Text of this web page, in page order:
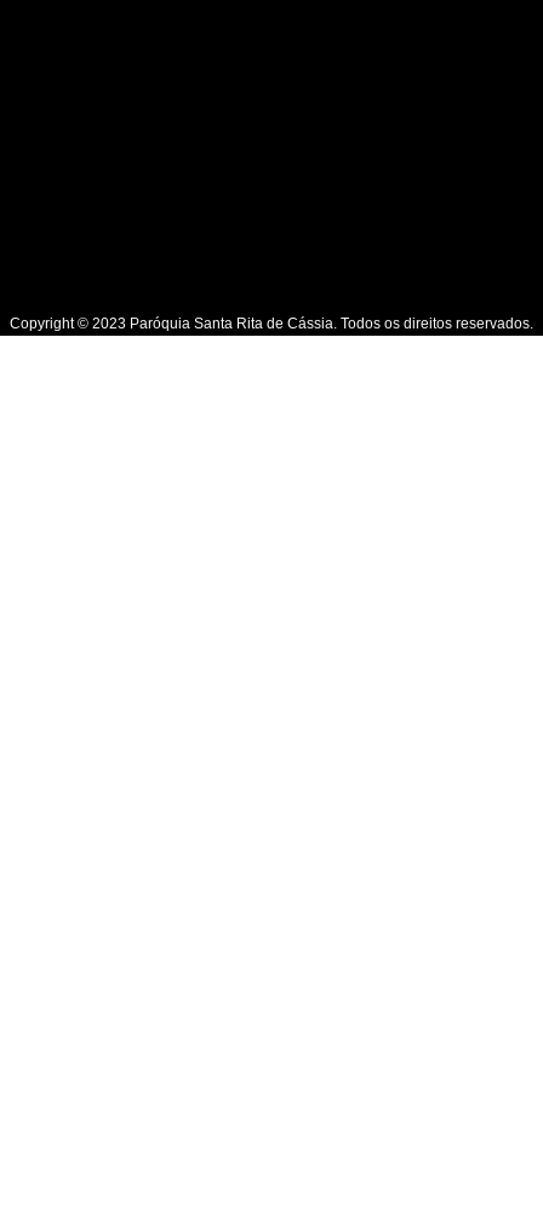
Copyright © 2023 Paróquia Santa Rita de Cássia. Todos os direitos reservados.